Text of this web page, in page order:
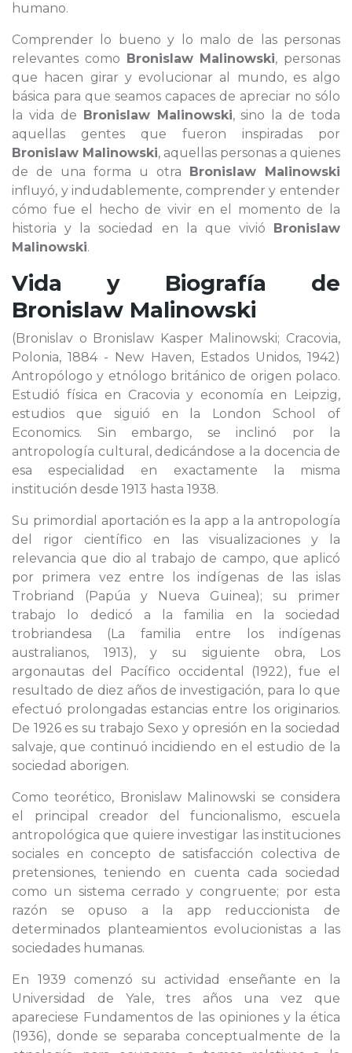
humano.
Comprender lo bueno y lo malo de las personas
relevantes como Bronislaw Malinowski, personas
que hacen girar y evolucionar al mundo, es algo
básica para que seamos capaces de apreciar no sólo
la vida de Bronislaw Malinowski, sino la de toda
aquellas gentes que fueron inspiradas por
Bronislaw Malinowski, aquellas personas a quienes
de de una forma u otra Bronislaw Malinowski
influyó, y indudablemente, comprender y entender
cómo fue el hecho de vivir en el momento de la
historia y la sociedad en la que vivió Bronislaw
Malinowski.
Vida y Biografía de
Bronislaw Malinowski
(Bronislav o Bronislaw Kasper Malinowski; Cracovia,
Polonia, 1884 - New Haven, Estados Unidos, 1942)
Antropólogo y etnólogo británico de origen polaco.
Estudió física en Cracovia y economía en Leipzig,
estudios que siguió en la London School of
Economics. Sin embargo, se inclinó por la
antropología cultural, dedicándose a la docencia de
esa especialidad en exactamente la misma
institución desde 1913 hasta 1938.
Su primordial aportación es la app a la antropología
del rigor científico en las visualizaciones y la
relevancia que dio al trabajo de campo, que aplicó
por primera vez entre los indígenas de las islas
Trobriand (Papúa y Nueva Guinea); su primer
trabajo lo dedicó a la familia en la sociedad
trobriandesa (La familia entre los indígenas
australianos, 1913), y su siguiente obra, Los
argonautas del Pacífico occidental (1922), fue el
resultado de diez años de investigación, para lo que
efectuó prolongadas estancias entre los originarios.
De 1926 es su trabajo Sexo y opresión en la sociedad
salvaje, que continuó incidiendo en el estudio de la
sociedad aborigen.
Como teorético, Bronislaw Malinowski se considera
el principal creador del funcionalismo, escuela
antropológica que quiere investigar las instituciones
sociales en concepto de satisfacción colectiva de
pretensiones, teniendo en cuenta cada sociedad
como un sistema cerrado y congruente; por esta
razón se opuso a la app reduccionista de
determinados planteamientos evolucionistas a las
sociedades humanas.
En 1939 comenzó su actividad enseñante en la
Universidad de Yale, tres años una vez que
apareciese Fundamentos de las opiniones y la ética
(1936), donde se separaba conceptualmente de la